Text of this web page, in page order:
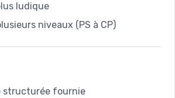
ludique
niveaux (PS à CP)
structurée fournie